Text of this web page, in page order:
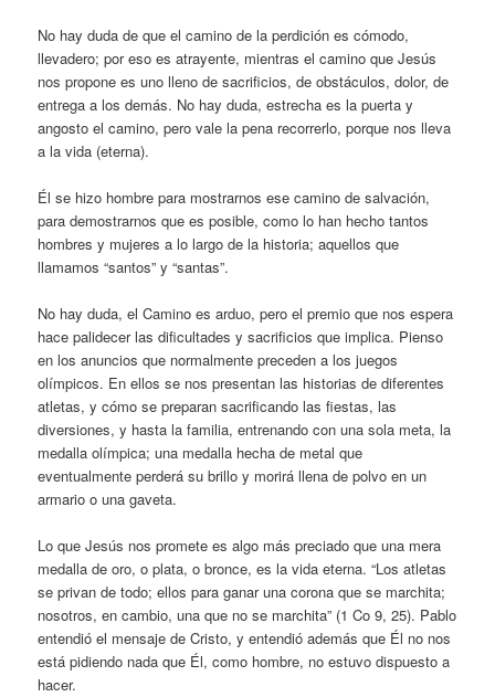
No hay duda de que el camino de la perdición es cómodo,
llevadero; por eso es atrayente, mientras el camino que Jesús
nos propone es uno lleno de sacrificios, de obstáculos, dolor, de
entrega a los demás. No hay duda, estrecha es la puerta y
angosto el camino, pero vale la pena recorrerlo, porque nos lleva
a la vida (eterna).
Él se hizo hombre para mostrarnos ese camino de salvación,
para demostrarnos que es posible, como lo han hecho tantos
hombres y mujeres a lo largo de la historia; aquellos que
llamamos “santos” y “santas”.
No hay duda, el Camino es arduo, pero el premio que nos espera
hace palidecer las dificultades y sacrificios que implica. Pienso
en los anuncios que normalmente preceden a los juegos
olímpicos. En ellos se nos presentan las historias de diferentes
atletas, y cómo se preparan sacrificando las fiestas, las
diversiones, y hasta la familia, entrenando con una sola meta, la
medalla olímpica; una medalla hecha de metal que
eventualmente perderá su brillo y morirá llena de polvo en un
armario o una gaveta.
Lo que Jesús nos promete es algo más preciado que una mera
medalla de oro, o plata, o bronce, es la vida eterna. “Los atletas
se privan de todo; ellos para ganar una corona que se marchita;
nosotros, en cambio, una que no se marchita” (1 Co 9, 25). Pablo
entendió el mensaje de Cristo, y entendió además que Él no nos
está pidiendo nada que Él, como hombre, no estuvo dispuesto a
hacer.